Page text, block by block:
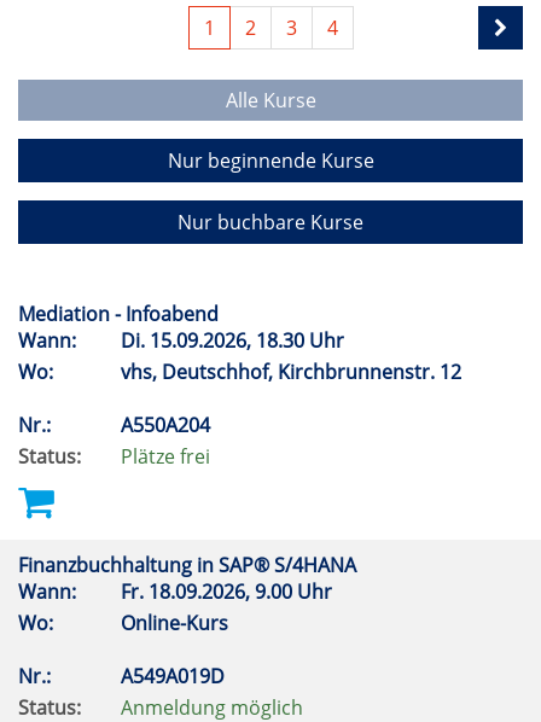
1 2 3 4
Alle Kurse
Nur beginnende Kurse
Nur buchbare Kurse
Mediation - Infoabend
Wann:
Di. 15.09.2026, 18.30 Uhr
Wo:
vhs, Deutschhof, Kirchbrunnenstr. 12
Nr.:
A550A204
Status:
Plätze frei
Finanzbuchhaltung in SAP® S/4HANA
Wann:
Fr. 18.09.2026, 9.00 Uhr
Wo:
Online-Kurs
Nr.:
A549A019D
Status:
Anmeldung möglich